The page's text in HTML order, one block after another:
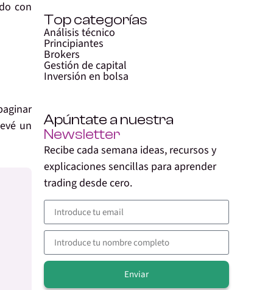
con
un
Top categorías
Análisis técnico
Principiantes
Brokers
Gestión de capital
Inversión en bolsa
Apúntate a nuestra
Newsletter
Recibe cada semana ideas, recursos y
explicaciones sencillas para aprender
trading desde cero.
Enviar